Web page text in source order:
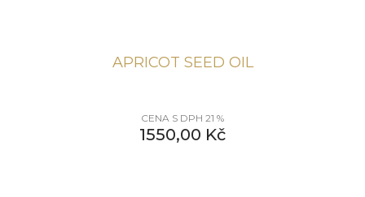
APRICOT SEED OIL
CENA S DPH 21 %
1550,00 Kč